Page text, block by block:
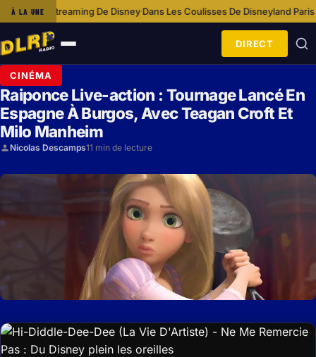
À LA UNE
De Disney·Dans Les Coulisses De Disneyland Paris Avec L’équipe
Ouvrir
le
menu
DIRECT
CINÉMA
Raiponce Live-action : Tournage Lancé En
Espagne À Burgos, Avec Teagan Croft Et
Milo Manheim
Nicolas Descamps11 min de lecture